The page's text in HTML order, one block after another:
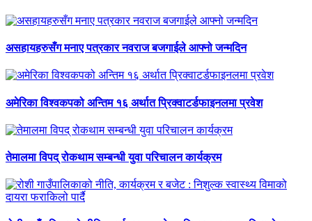
असहायहरुसँग मनाए पत्रकार नवराज बजगाईले आफ्नो जन्मदिन
अमेरिका विश्वकपको अन्तिम १६ अर्थात प्रिक्वाटर्डफाइनलमा प्रवेश
तेमालमा विपद् रोकथाम सम्बन्धी युवा परिचालन कार्यक्रम